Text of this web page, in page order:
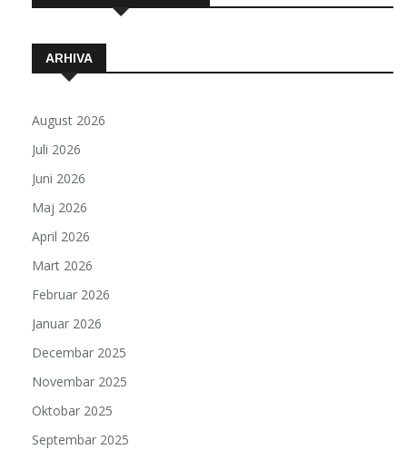
ARHIVA
August 2026
Juli 2026
Juni 2026
Maj 2026
April 2026
Mart 2026
Februar 2026
Januar 2026
Decembar 2025
Novembar 2025
Oktobar 2025
Septembar 2025